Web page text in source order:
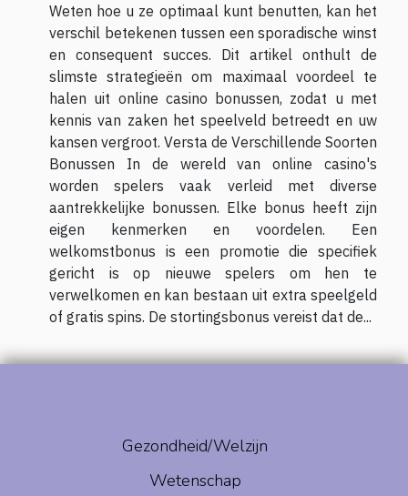
Weten hoe u ze optimaal kunt benutten, kan het
verschil betekenen tussen een sporadische winst
en consequent succes. Dit artikel onthult de
slimste strategieën om maximaal voordeel te
halen uit online casino bonussen, zodat u met
kennis van zaken het speelveld betreedt en uw
kansen vergroot. Versta de Verschillende Soorten
Bonussen In de wereld van online casino's
worden spelers vaak verleid met diverse
aantrekkelijke bonussen. Elke bonus heeft zijn
eigen kenmerken en voordelen. Een
welkomstbonus is een promotie die specifiek
gericht is op nieuwe spelers om hen te
verwelkomen en kan bestaan uit extra speelgeld
of gratis spins. De stortingsbonus vereist dat de...
Gezondheid/Welzijn
Wetenschap